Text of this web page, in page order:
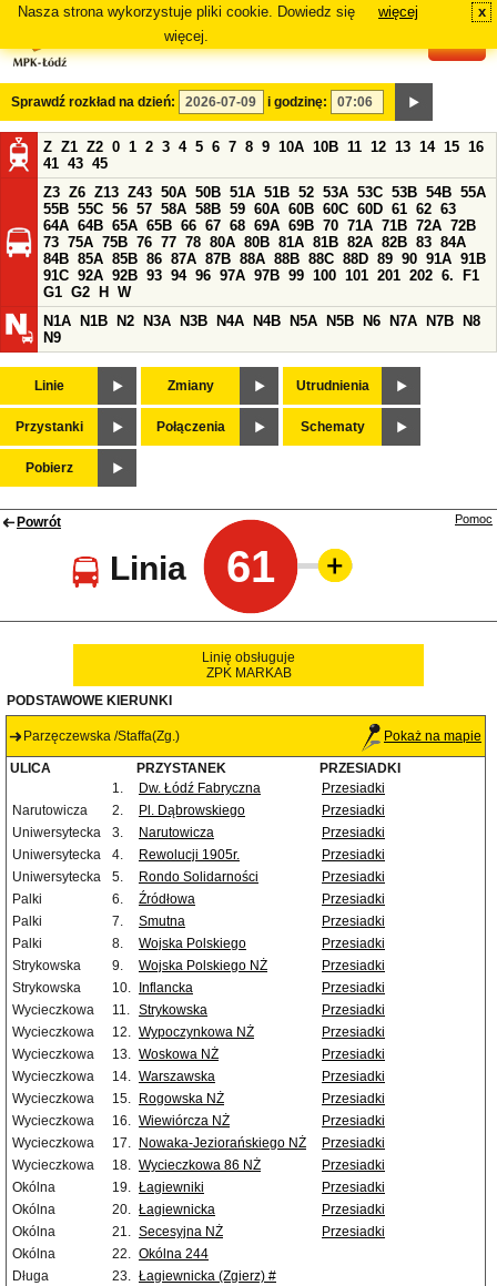
Nasza strona wykorzystuje pliki cookie. Dowiedz się
więcej.
więcej x
Sprawdź rozkład na dzień: i godzinę:
Z Z1 Z2 0 1 2 3 4 5 6 7 8 9 10A 10B 11 12 13 14 15 16
41 43 45
Z3 Z6 Z13 Z43 50A 50B 51A 51B 52 53A 53C 53B 54B 55A
55B 55C 56 57 58A 58B 59 60A 60B 60C 60D 61 62 63
64A 64B 65A 65B 66 67 68 69A 69B 70 71A 71B 72A 72B
73 75A 75B 76 77 78 80A 80B 81A 81B 82A 82B 83 84A
84B 85A 85B 86 87A 87B 88A 88B 88C 88D 89 90 91A 91B
91C 92A 92B 93 94 96 97A 97B 99 100 101 201 202 6.
F1
G1 G2 H
W
N1A
N1B N2 N3A N3B N4A N4B N5A N5B N6 N7A N7B
N8
N9
Linie Zmiany Utrudnienia
Przystanki Połączenia Schematy
Pobierz
Powrót
Linia 61
Pomoc
Linię obsługuje
ZPK MARKAB
PODSTAWOWE KIERUNKI
Parzęczewska /Staffa(Zg.) Pokaż na mapie
ULICA PRZYSTANEK
PRZESIADKI
1.
Dw. Łódź Fabryczna
Przesiadki
Narutowicza
2. Pl. Dąbrowskiego
Przesiadki
Uniwersytecka
3. Narutowicza
Przesiadki
Uniwersytecka
4. Rewolucji 1905r.
Przesiadki
Uniwersytecka
5. Rondo Solidarności
Przesiadki
Palki
6. Źródłowa
Przesiadki
Palki
7. Smutna
Przesiadki
Palki
8. Wojska Polskiego
Przesiadki
Strykowska
9. Wojska Polskiego NŻ
Przesiadki
Strykowska
10. Inflancka
Przesiadki
Wycieczkowa
11. Strykowska
Przesiadki
Wycieczkowa
12. Wypoczynkowa NŻ
Przesiadki
Wycieczkowa
13. Woskowa NŻ
Przesiadki
Wycieczkowa
14. Warszawska
Przesiadki
Wycieczkowa
15. Rogowska NŻ
Przesiadki
Wycieczkowa
16. Wiewiórcza NŻ
Przesiadki
Wycieczkowa
17. Nowaka-Jeziorańskiego NŻ
Przesiadki
Wycieczkowa
18. Wycieczkowa 86 NŻ
Przesiadki
Okólna
19. Łagiewniki
Przesiadki
Okólna
20. Łagiewnicka
Przesiadki
Okólna
21. Secesyjna NŻ
Przesiadki
Okólna
22. Okólna 244
Długa
23. Łagiewnicka (Zgierz) #